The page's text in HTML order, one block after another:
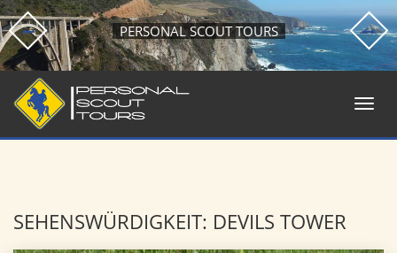
PERSONAL SCOUT TOURS
SEHENSWÜRDIGKEIT: DEVILS TOWER